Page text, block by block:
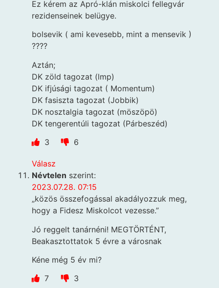
Ez kérem az Apró-klán miskolci fellegvár
rezidenseinek belügye.
bolsevik ( ami kevesebb, mint a mensevik )
????
Aztán;
DK zöld tagozat (lmp)
DK ifjúsági tagozat ( Momentum)
DK fasiszta tagozat (Jobbik)
DK nosztalgia tagozat (möszöpö)
DK tengerentúli tagozat (Párbeszéd)
3
6
Válasz
Névtelen szerint:
2023.07.28. 07:15
„közös összefogással akadályozzuk meg,
hogy a Fidesz Miskolcot vezesse.”
Jó reggelt tanárnéni! MEGTÖRTÉNT,
Beakasztottatok 5 évre a városnak
Kéne még 5 év mi?
7
3